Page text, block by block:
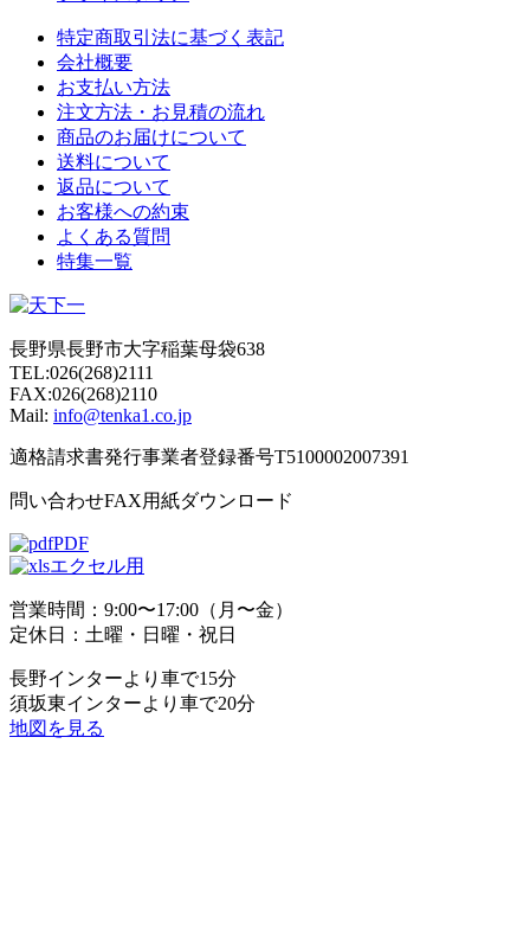
特定商取引法に基づく表記
会社概要
お支払い方法
注文方法・お見積の流れ
商品のお届けについて
送料について
返品について
お客様への約束
よくある質問
特集一覧
長野県長野市大字稲葉母袋638
TEL:026(268)2111
FAX:026(268)2110
Mail: info@tenka1.co.jp
適格請求書発行事業者登録番号T5100002007391
問い合わせFAX用紙ダウンロード
PDF
エクセル用
営業時間：9:00〜17:00（月〜金）
定休日：土曜・日曜・祝日
長野インターより車で15分
須坂東インターより車で20分
地図を見る